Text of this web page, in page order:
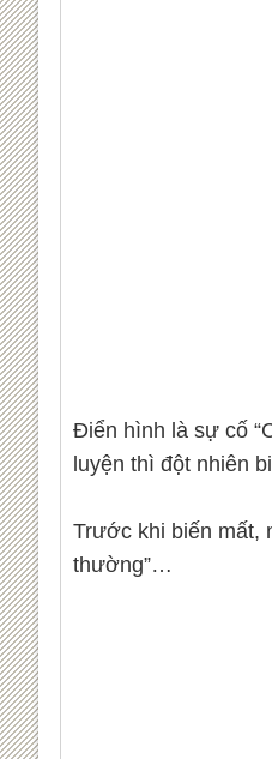
Điển hình là sự cố
luyện thì đột nhiên
Trước khi biến mất,
thường”…